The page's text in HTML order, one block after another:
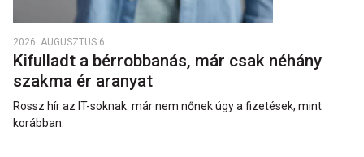
2026. AUGUSZTUS 6.
Kifulladt a bérrobbanás, már csak néhány
szakma ér aranyat
Rossz hír az IT-soknak: már nem nőnek úgy a fizetések, mint
korábban.